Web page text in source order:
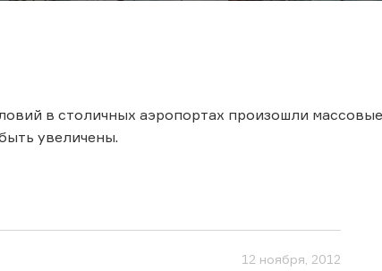
в столичных аэропортах произошли
увеличены.
12 ноября, 2012